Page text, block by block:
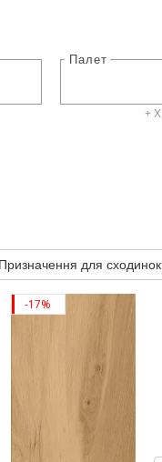
Палет
+ X
Призначення для сходинок
-17%